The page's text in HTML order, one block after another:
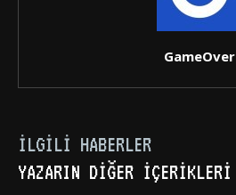
GameOver
İLGILI HABERLER
YAZARIN DIĞER İÇERIKLERI